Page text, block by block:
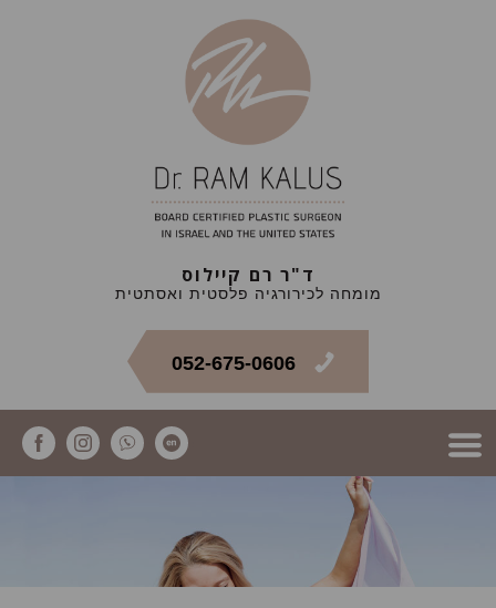
ד"ר רם קיילוס
מומחה לכירורגיה פלסטית ואסתטית
052-675-0606